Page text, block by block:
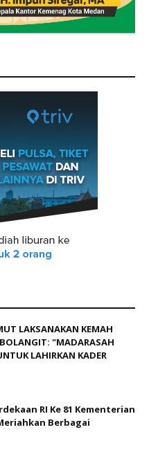
LAKSANAKAN KEMAH
"MADARASAH
LAHIRKAN KADER
RI Ke 81 Kementerian
Berbagai